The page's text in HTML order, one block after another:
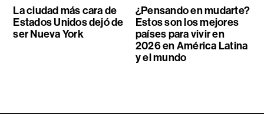
La ciudad más cara de
Estados Unidos dejó de
ser Nueva York
¿Pensando en mudarte?
Estos son los mejores
países para vivir en
2026 en América Latina
y el mundo